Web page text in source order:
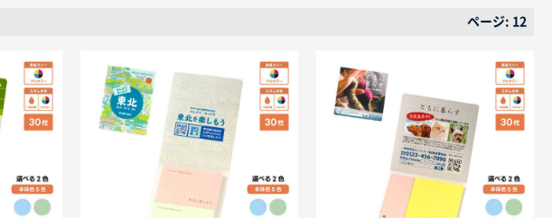
ページ: 12